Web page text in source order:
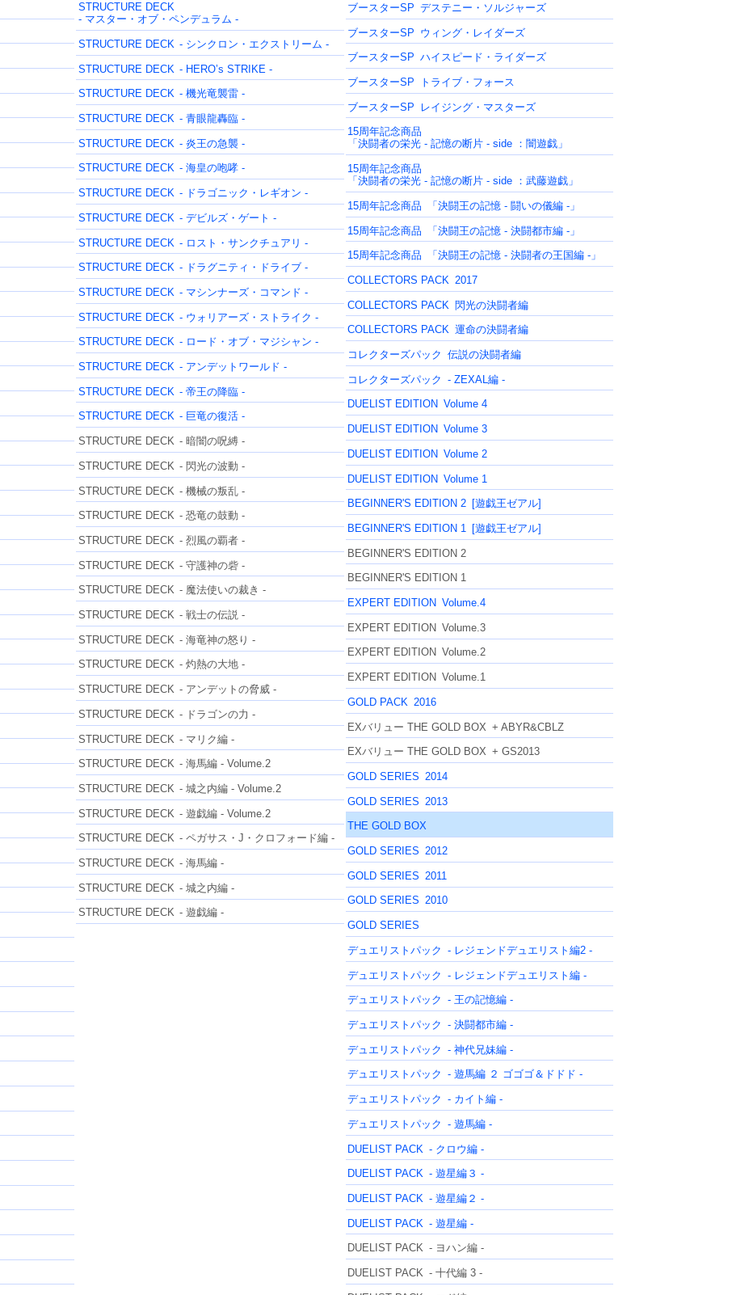
STRUCTURE DECK
- マスター・オブ・ペンデュラム -
STRUCTURE DECK - シンクロン・エクストリーム -
STRUCTURE DECK - HERO’s STRIKE -
STRUCTURE DECK - 機光竜襲雷 -
STRUCTURE DECK - 青眼龍轟臨 -
STRUCTURE DECK - 炎王の急襲 -
STRUCTURE DECK - 海皇の咆哮 -
STRUCTURE DECK - ドラゴニック・レギオン -
STRUCTURE DECK - デビルズ・ゲート -
STRUCTURE DECK - ロスト・サンクチュアリ -
STRUCTURE DECK - ドラグニティ・ドライブ -
STRUCTURE DECK - マシンナーズ・コマンド -
STRUCTURE DECK - ウォリアーズ・ストライク -
STRUCTURE DECK - ロード・オブ・マジシャン -
STRUCTURE DECK - アンデットワールド -
STRUCTURE DECK - 帝王の降臨 -
STRUCTURE DECK - 巨竜の復活 -
STRUCTURE DECK - 暗闇の呪縛 -
STRUCTURE DECK - 閃光の波動 -
STRUCTURE DECK - 機械の叛乱 -
STRUCTURE DECK - 恐竜の鼓動 -
STRUCTURE DECK - 烈風の覇者 -
STRUCTURE DECK - 守護神の砦 -
STRUCTURE DECK - 魔法使いの裁き -
STRUCTURE DECK - 戦士の伝説 -
STRUCTURE DECK - 海竜神の怒り -
STRUCTURE DECK - 灼熱の大地 -
STRUCTURE DECK - アンデットの脅威 -
STRUCTURE DECK - ドラゴンの力 -
STRUCTURE DECK - マリク編 -
STRUCTURE DECK - 海馬編 - Volume.2
STRUCTURE DECK - 城之内編 - Volume.2
STRUCTURE DECK - 遊戯編 - Volume.2
STRUCTURE DECK - ペガサス・J・クロフォード編 -
STRUCTURE DECK - 海馬編 -
STRUCTURE DECK - 城之内編 -
STRUCTURE DECK - 遊戯編 -
ブースターSP デステニー・ソルジャーズ
ブースターSP ウィング・レイダーズ
ブースターSP ハイスピード・ライダーズ
ブースターSP トライブ・フォース
ブースターSP レイジング・マスターズ
15周年記念商品
「決闘者の栄光 - 記憶の断片 - side ：闇遊戯」
15周年記念商品
「決闘者の栄光 - 記憶の断片 - side ：武藤遊戯」
15周年記念商品 「決闘王の記憶 - 闘いの儀編 -」
15周年記念商品 「決闘王の記憶 - 決闘都市編 -」
15周年記念商品 「決闘王の記憶 - 決闘者の王国編 -」
COLLECTORS PACK 2017
COLLECTORS PACK 閃光の決闘者編
COLLECTORS PACK 運命の決闘者編
コレクターズパック 伝説の決闘者編
コレクターズパック - ZEXAL編 -
DUELIST EDITION Volume 4
DUELIST EDITION Volume 3
DUELIST EDITION Volume 2
DUELIST EDITION Volume 1
BEGINNER'S EDITION 2 [遊戯王ゼアル]
BEGINNER'S EDITION 1 [遊戯王ゼアル]
BEGINNER'S EDITION 2
BEGINNER'S EDITION 1
EXPERT EDITION Volume.4
EXPERT EDITION Volume.3
EXPERT EDITION Volume.2
EXPERT EDITION Volume.1
GOLD PACK 2016
EXバリュー THE GOLD BOX + ABYR&CBLZ
EXバリュー THE GOLD BOX + GS2013
GOLD SERIES 2014
GOLD SERIES 2013
THE GOLD BOX
GOLD SERIES 2012
GOLD SERIES 2011
GOLD SERIES 2010
GOLD SERIES
デュエリストパック - レジェンドデュエリスト編2 -
デュエリストパック - レジェンドデュエリスト編 -
デュエリストパック - 王の記憶編 -
デュエリストパック - 決闘都市編 -
デュエリストパック - 神代兄妹編 -
デュエリストパック - 遊馬編 ２ ゴゴゴ＆ドドド -
デュエリストパック - カイト編 -
デュエリストパック - 遊馬編 -
DUELIST PACK - クロウ編 -
DUELIST PACK - 遊星編３ -
DUELIST PACK - 遊星編２ -
DUELIST PACK - 遊星編 -
DUELIST PACK - ヨハン編 -
DUELIST PACK - 十代編 3 -